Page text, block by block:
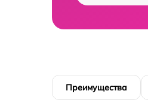
Преимущества